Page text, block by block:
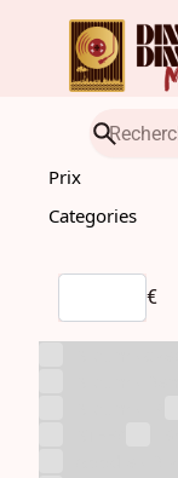
Prix
Categories
€